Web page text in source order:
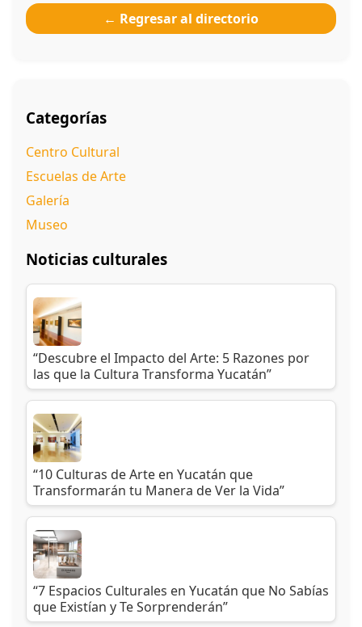
← Regresar al directorio
Categorías
Centro Cultural
Escuelas de Arte
Galería
Museo
Noticias culturales
“Descubre el Impacto del Arte: 5 Razones por
las que la Cultura Transforma Yucatán”
“10 Culturas de Arte en Yucatán que
Transformarán tu Manera de Ver la Vida”
“7 Espacios Culturales en Yucatán que No Sabías
que Existían y Te Sorprenderán”